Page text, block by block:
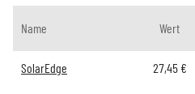
Name Wert
SolarEdge 27,45€